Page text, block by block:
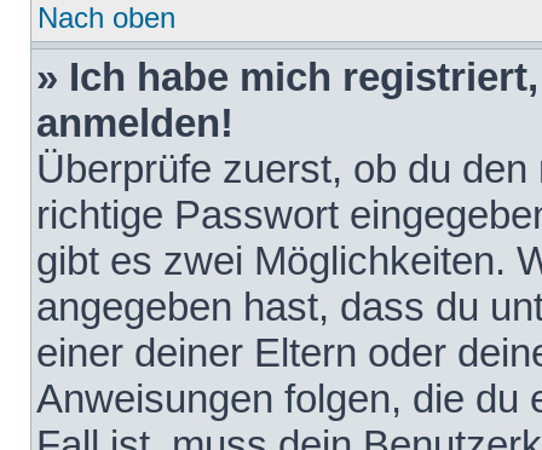
Nach oben
» Ich habe mich
anmelden!
Überprüfe zuerst, ob du
richtige Passwort
gibt es zwei Möglichkeiten.
angegeben hast, dass du
einer deiner Eltern oder
Anweisungen folgen, die du